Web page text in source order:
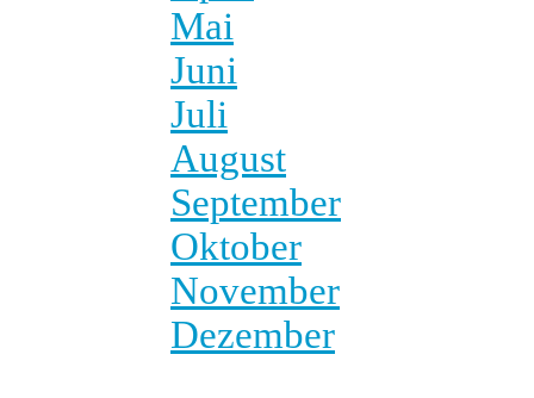
Mai
Juni
Juli
August
September
Oktober
November
Dezember